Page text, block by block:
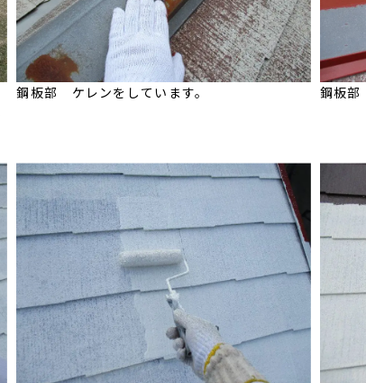
鋼板部 ケレンをしています。 鋼板